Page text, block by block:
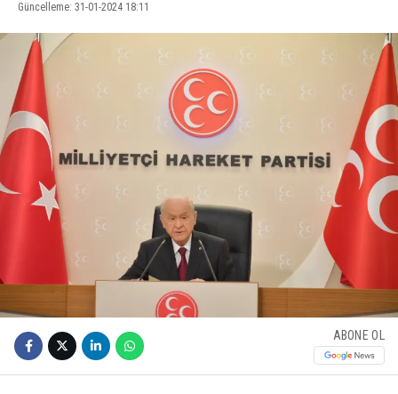
Güncelleme: 31-01-2024 18:11
ABONE OL